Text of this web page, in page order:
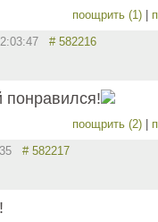
поощрить (1)
# 582216
понравился!
поощрить (2)
# 582217